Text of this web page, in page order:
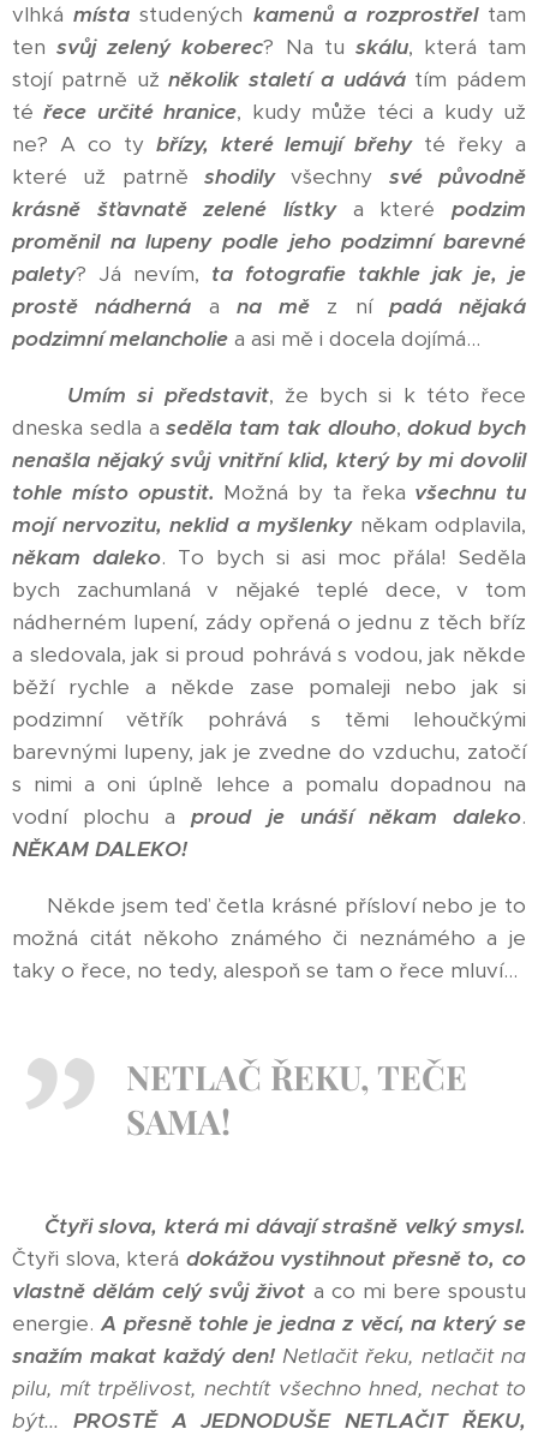
vlhkámísta studených kamenů a rozprostřeltam
tensvůj zelený koberec? Na tu skálu, která tam
stojí patrně užněkolik staletí a udávátím pádem
té řece určité hranice, kudy může téci a kudy už
ne? A co ty břízy, které lemují břehyté řeky a
které už patrně shodilyvšechny své původně
krásně šťavnatě zelené lístkya které podzim
proměnil na lupeny podle jeho podzimní barevné
palety? Já nevím, ta fotografie takhle jak je, je
prostě nádherná a na mě z ní padá nějaká
podzimní melancholie a asi mě i docela dojímá...
Umím si představit, že bych si k této řece
dneska sedla aseděla tam tak dlouho,dokud bych
nenašla nějaký svůj vnitřní klid, který by mi dovolil
tohle místo opustit. Možná by ta řeka všechnu tu
mojí nervozitu, neklid a myšlenkyněkam odplavila,
někam daleko. To bych si asi moc přála! Seděla
bych zachumlaná v nějaké teplé dece, v tom
nádherném lupení, zády opřená o jednu z těch bříz
a sledovala, jak si proud pohrává s vodou, jak někde
běží rychle a někde zase pomaleji nebo jak si
podzimní větřík pohrává s těmi lehoučkými
barevnými lupeny, jak je zvedne do vzduchu, zatočí
s nimi a oni úplně lehce a pomalu dopadnou na
vodní plochu aproud je unáší někam daleko.
NĚKAM DALEKO!
Někde jsem teď četla krásné přísloví nebo je to
možná citát někoho známého či neznámého a je
taky o řece, no tedy, alespoň se tam o řece mluví...
NETLAČ ŘEKU, TEČE
SAMA!
Čtyři slova, která mi dávají strašně velký smysl.
Čtyři slova, která dokážou vystihnout přesně to, co
vlastně dělám celý svůj život a co mi bere spoustu
energie. A přesně tohle je jedna z věcí, na který se
snažím makat každý den! Netlačit řeku, netlačit na
pilu, mít trpělivost, nechtít všechno hned, nechat to
být... PROSTĚ A JEDNODUŠE NETLAČIT ŘEKU,